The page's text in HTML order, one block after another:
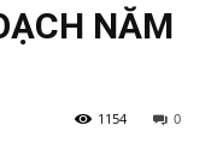
NĂM
0
1154